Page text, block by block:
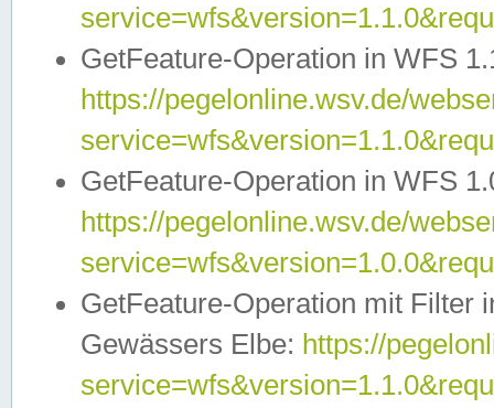
GetFeature-Operation in WFS
https://pegelonline.wsv.de/
GetFeature-Operation in WFS
https://pegelonline.wsv.de/
GetFeature-Operation mit Filter
Gewässers Elbe: https://